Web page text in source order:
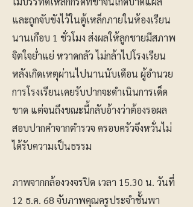
และถูกจับขังไว้ในตู้เหล็กภายในห้องเรียน
นานเกือบ 1 ชั่วโมง ส่งผลให้ลูกชายมีสภาพ
จิตใจย่ำแย่ หวาดกลัว ไม่กล้าไปโรงเรียน
หลังเกิดเหตุผ่านไปนานนับเดือน ผู้อำนวย
การโรงเรียนเคยรับปากจะดำเนินการเด็ด
ขาด แต่จนถึงขณะนี้กลับอ้างว่าต้องรอผล
สอบปากคำจากตำรวจ ครอบครัวจึงหวั่นไม่
ได้รับความเป็นธรรม
ภาพจากกล้องวงจรปิด เวลา 15.30 น. วันที่
12 ธ.ค. 68 จับภาพคุณครูประจำชั้นพา